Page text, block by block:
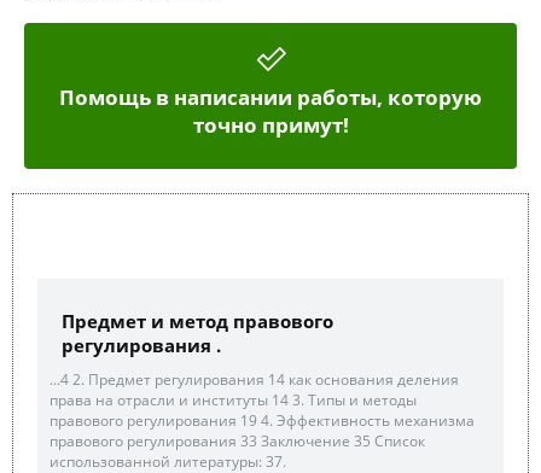
Помощь в написании работы, которую
точно примут!
Предмет и метод правового
регулирования .
...4 2. Предмет регулирования 14 как основания деления
права на отрасли и институты 14 3. Типы и методы
правового регулирования 19 4. Эффективность механизма
правового регулирования 33 Заключение 35 Список
использованной литературы: 37.